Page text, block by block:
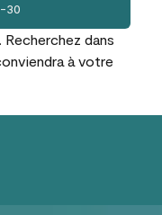
30
dans
à votre